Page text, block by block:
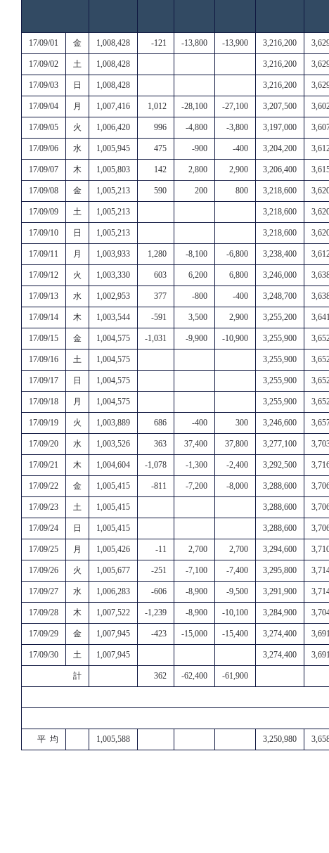
17/09/01 金 1,008,428 -121 -13,800 -13,900 3,216,200
17/09/02 土 1,008,428 3,216,200
17/09/03 日 1,008,428 3,216,200
17/09/04 月 1,007,416 1,012 -28,100 -27,100 3,207,500
17/09/05 火 1,006,420 996 -4,800 -3,800 3,197,000
17/09/06 水 1,005,945 475 -900 -400 3,204,200
17/09/07 木 1,005,803 142 2,800 2,900 3,206,400
17/09/08 金 1,005,213 590 200 800 3,218,600
17/09/09 土 1,005,213 3,218,600
17/09/10 日 1,005,213 3,218,600
17/09/11 月 1,003,933 1,280 -8,100 -6,800 3,238,400
17/09/12 火 1,003,330 603 6,200 6,800 3,246,000
17/09/13 水 1,002,953 377 -800 -400 3,248,700
17/09/14 木 1,003,544 -591 3,500 2,900 3,255,200
17/09/15 金 1,004,575 -1,031 -9,900 -10,900 3,255,900
17/09/16 土 1,004,575 3,255,900
17/09/17 日 1,004,575 3,255,900
17/09/18 月 1,004,575 3,255,900
17/09/19 火 1,003,889 686 -400 300 3,246,600
17/09/20 水 1,003,526 363 37,400 37,800 3,277,100
17/09/21 木 1,004,604 -1,078 -1,300 -2,400 3,292,500
17/09/22 金 1,005,415 -811 -7,200 -8,000 3,288,600
17/09/23 土 1,005,415 3,288,600
17/09/24 日 1,005,415 3,288,600
17/09/25 月 1,005,426 -11 2,700 2,700 3,294,600
17/09/26 火 1,005,677 -251 -7,100 -7,400 3,295,800
17/09/27 水 1,006,283 -606 -8,900 -9,500 3,291,900
17/09/28 木 1,007,522 -1,239 -8,900 -10,100 3,284,900
17/09/29 金 1,007,945 -423 -15,000 -15,400 3,274,400
17/09/30 土 1,007,945 3,274,400
計 362 -62,400 -61,900
平 均 1,005,588 3,250,980